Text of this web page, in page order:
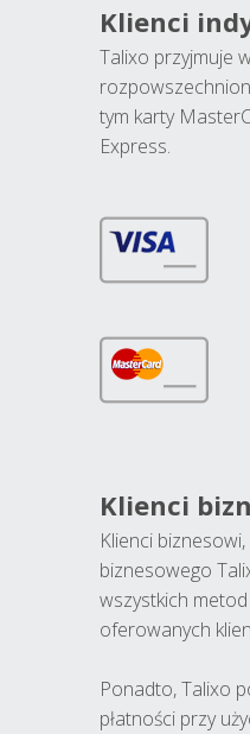
Klienci
Talixo przyjmuje
tym karty
Express.
Klienci
Klienci
biznesowego
wszystkich
oferowanych
Ponadto, Talixo
płatności przy